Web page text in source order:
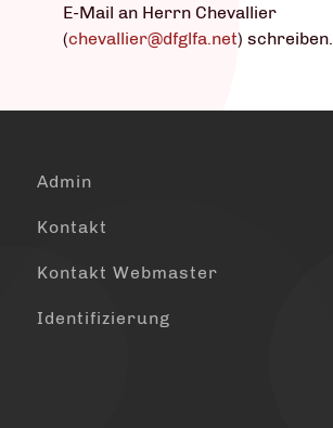
E-Mail an Herrn Chevallier
(chevallier@dfglfa.net) schreiben.
Admin
Kontakt
Kontakt Webmaster
Identifizierung